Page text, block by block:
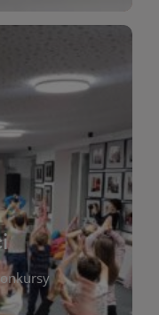
książek dla
wybór bajek,
także przyjazny
Pragniemy
lat.
i odkrywania